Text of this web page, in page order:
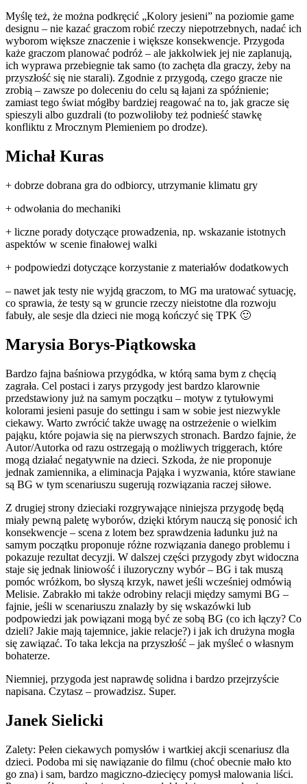
Myślę też, że można podkręcić „Kolory jesieni” na poziomie game
designu – nie kazać graczom robić rzeczy niepotrzebnych, nadać ich
wyborom większe znaczenie i większe konsekwencje. Przygoda
każe graczom planować podróż – ale jakkolwiek jej nie zaplanują,
ich wyprawa przebiegnie tak samo (to zachęta dla graczy, żeby na
przyszłość się nie starali). Zgodnie z przygodą, czego gracze nie
zrobią – zawsze po doleceniu do celu są łajani za spóźnienie;
zamiast tego świat mógłby bardziej reagować na to, jak gracze się
spieszyli albo guzdrali (to pozwoliłoby też podnieść stawkę
konfliktu z Mrocznym Plemieniem po drodze).
Michał Kuras
+ dobrze dobrana gra do odbiorcy, utrzymanie klimatu gry
+ odwołania do mechaniki
+ liczne porady dotyczące prowadzenia, np. wskazanie istotnych
aspektów w scenie finałowej walki
+ podpowiedzi dotyczące korzystanie z materiałów dodatkowych
– nawet jak testy nie wyjdą graczom, to MG ma uratować sytuację,
co sprawia, że testy są w gruncie rzeczy nieistotne dla rozwoju
fabuły, ale sesje dla dzieci nie mogą kończyć się TPK 🙂
Marysia Borys-Piątkowska
Bardzo fajna baśniowa przygódka, w którą sama bym z chęcią
zagrała. Cel postaci i zarys przygody jest bardzo klarownie
przedstawiony już na samym początku – motyw z tytułowymi
kolorami jesieni pasuje do settingu i sam w sobie jest niezwykle
ciekawy. Warto zwrócić także uwagę na ostrzeżenie o wielkim
pająku, które pojawia się na pierwszych stronach. Bardzo fajnie, że
Autor/Autorka od razu ostrzegają o możliwych triggerach, które
mogą działać negatywnie na dzieci. Szkoda, że nie proponuje
jednak zamiennika, a eliminacja Pająka i wyzwania, które stawiane
są BG w tym scenariuszu sugerują rozwiązania raczej siłowe.
Z drugiej strony dzieciaki rozgrywające niniejsza przygodę będą
miały pewną paletę wyborów, dzięki którym nauczą się ponosić ich
konsekwencje – scena z lotem bez sprawdzenia ładunku już na
samym początku proponuje różne rozwiązania danego problemu i
pokazuje rezultat decyzji. W dalszej części przygody zbyt widoczna
staje się jednak liniowość i iluzoryczny wybór – BG i tak muszą
pomóc wróżkom, bo słyszą krzyk, nawet jeśli wcześniej odmówią
Melisie. Zabrakło mi także odrobiny relacji między samymi BG –
fajnie, jeśli w scenariuszu znalazły by się wskazówki lub
podpowiedzi jak powiązani mogą być ze sobą BG (co ich łączy? Co
dzieli? Jakie mają tajemnice, jakie relacje?) i jak ich drużyna mogła
się zawiązać. To taka lekcja na przyszłość – jak myśleć o własnym
bohaterze.
Niemniej, przygoda jest naprawdę solidna i bardzo przejrzyście
napisana. Czytasz – prowadzisz. Super.
Janek Sielicki
Zalety: Pełen ciekawych pomysłów i wartkiej akcji scenariusz dla
dzieci. Podoba mi się nawiązanie do filmu (choć obecnie mało kto
go zna) i sam, bardzo magiczno-dziecięcy pomysł malowania liści.